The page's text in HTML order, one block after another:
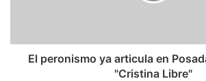
El peronismo ya articula en
"Cristina Libre"